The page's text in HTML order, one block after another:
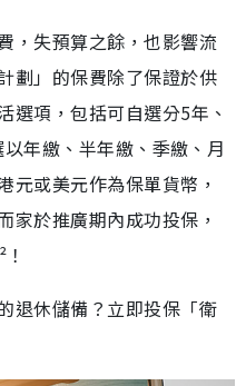
，失預算之餘，也影響流
劃」的保費除了保證於供
選項，包括可自選分5年、
年繳、半年繳、季繳、月
元或美元作為保單貨幣，
家於推廣期內成功投保，
退休儲備？立即投保「衛